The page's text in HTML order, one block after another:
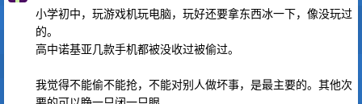
小学初中，玩游戏机玩电脑，玩好还要拿东西冰一下，像没玩过
的。
高中诺基亚几款手机都被没收过被偷过。
我觉得不能偷不能抢，不能对别人做坏事，是最主要的。其他次